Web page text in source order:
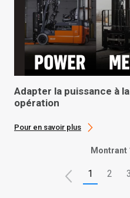
Adapter la puissance à
opération
Pour en savoir plus
Montrant
1 2 3